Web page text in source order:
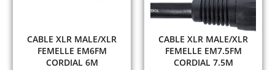
CABLE XLR MALE/XLR
FEMELLE EM6FM
CORDIAL 6M
CABLE XLR MALE/XLR
FEMELLE EM7.5FM
CORDIAL 7.5M